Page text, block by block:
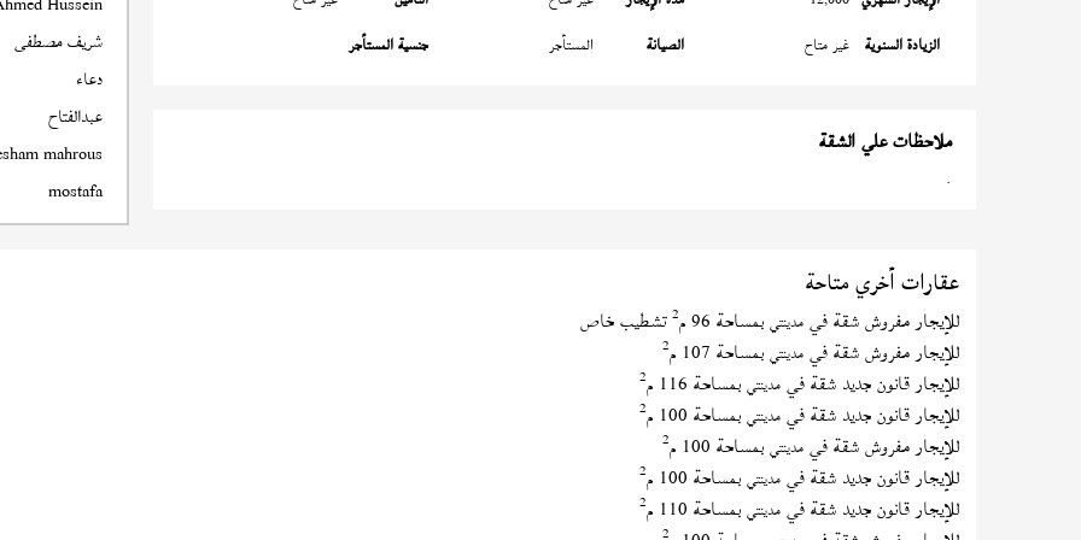
الزيادة السنوية غير متاح الصيانة المستأجر جنسية المستأجر
ملاحظات علي الشقة
.
شريف مصطفى
دعاء
عبدالفتاح
mahrous
mostafa
عقارات أخري متاحة
للإيجار مفروش شقة في مدينتي بمساحة 96 م 2تشطيب خاص
للإيجار مفروش شقة في مدينتي بمساحة 107 م 2
للإيجار قانون جديد شقة في مدينتي بمساحة 116 م 2
للإيجار قانون جديد شقة في مدينتي بمساحة 100 م 2
للإيجار مفروش شقة في مدينتي بمساحة 100 م 2
للإيجار قانون جديد شقة في مدينتي بمساحة 100 م 2
للإيجار قانون جديد شقة في مدينتي بمساحة 110 م 2
2